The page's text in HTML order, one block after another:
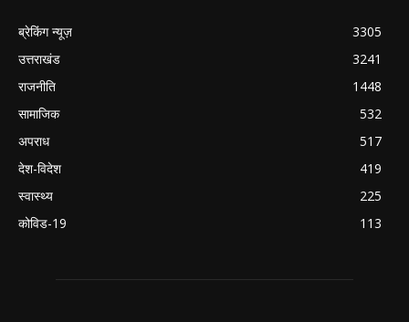
ब्रेकिंग न्यूज़
3305
उत्तराखंड
3241
राजनीति
1448
सामाजिक
532
अपराध
517
देश-विदेश
419
स्वास्थ्य
225
कोविड-19
113